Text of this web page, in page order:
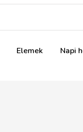
Elemek Napi